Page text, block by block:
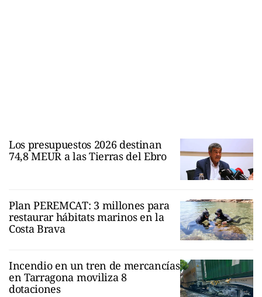
Los presupuestos 2026 destinan
74,8 MEUR a las Tierras del Ebro
Plan PEREMCAT: 3 millones para
restaurar hábitats marinos en la
Costa Brava
Incendio en un tren de mercancías
en Tarragona moviliza 8
dotaciones